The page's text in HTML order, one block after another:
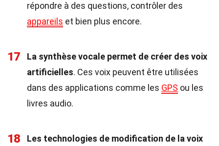
répondre à des questions, contrôler des
appareils et bien plus encore.
17
La synthèse vocale permet de créer des voix
artificielles. Ces voix peuvent être utilisées
dans des applications comme les GPS ou les
livres audio.
18
Les technologies de modification de la voix